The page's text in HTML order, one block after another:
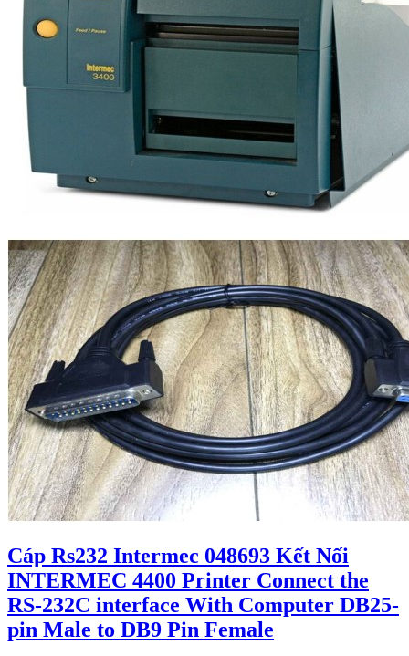
Cáp Rs232 Intermec 048693 Kết Nối
INTERMEC 4400 Printer Connect the
RS-232C interface With Computer DB25-
pin Male to DB9 Pin Female